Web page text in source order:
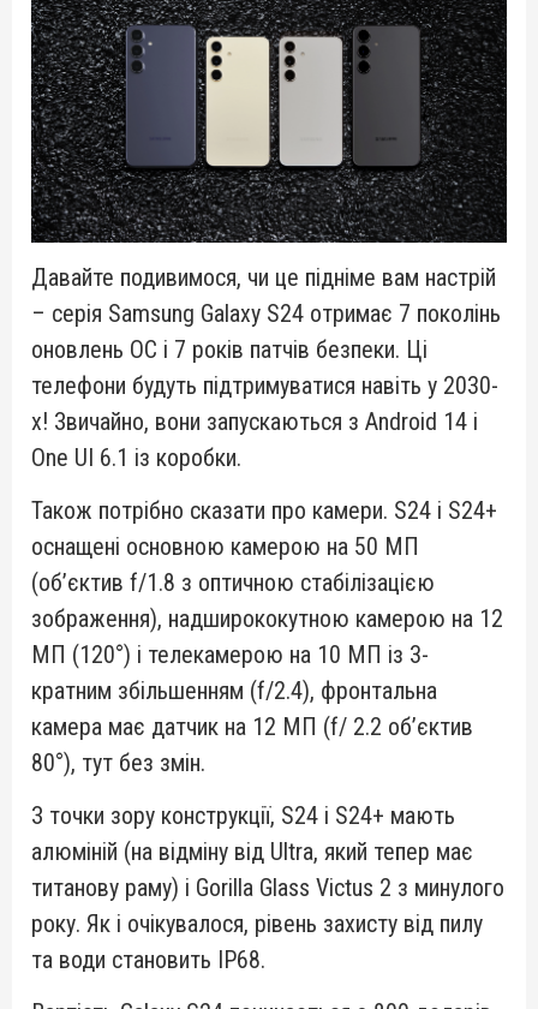
Давайте подивимося, чи це підніме вам настрій
– серія Samsung Galaxy S24 отримає 7 поколінь
оновлень ОС і 7 років патчів безпеки. Ці
телефони будуть підтримуватися навіть у 2030-
х! Звичайно, вони запускаються з Android 14 і
One UI 6.1 із коробки.
Також потрібно сказати про камери. S24 і S24+
оснащені основною камерою на 50 МП
(об’єктив f/1.8 з оптичною стабілізацією
зображення), надширококутною камерою на 12
МП (120°) і телекамерою на 10 МП із 3-
кратним збільшенням (f/2.4), фронтальна
камера має датчик на 12 МП (f/ 2.2 об’єктив
80°), тут без змін.
З точки зору конструкції, S24 і S24+ мають
алюміній (на відміну від Ultra, який тепер має
титанову раму) і Gorilla Glass Victus 2 з минулого
року. Як і очікувалося, рівень захисту від пилу
та води становить IP68.